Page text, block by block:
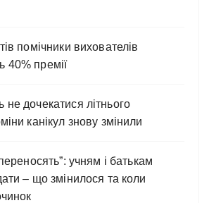
помічники вихователів
40% премії
не дочекатися літнього
канікул знову змінили
учням і батькам
– що змінилося та коли